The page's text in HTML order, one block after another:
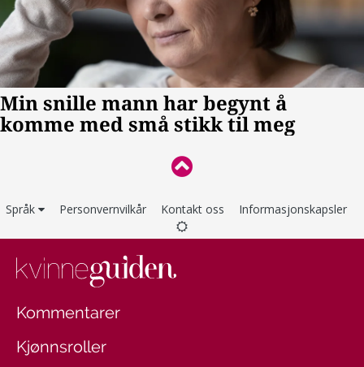
Språk Personvernvilkår Kontakt oss Informasjonskapsler
Kommentarer
Kjønnsroller